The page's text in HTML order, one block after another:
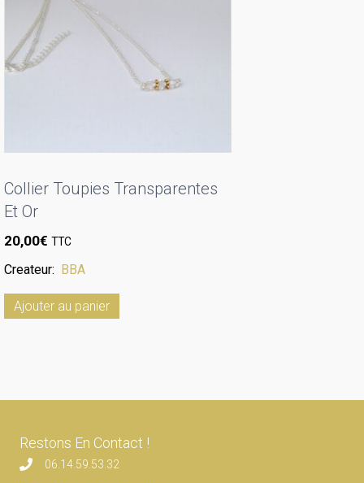
Collier Toupies Transparentes
Et Or
20,00€ TTC
Createur: BBA
Ajouter au panier
Restons En Contact !
06.14.59.53.32